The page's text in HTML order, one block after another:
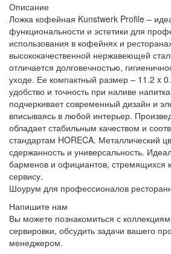
Описание
Ложка кофейная Kunstwerk Profile –
функциональности и эстетики для
использования в кофейнях и
высококачественной нержавеющей
отличается долговечностью,
уходе. Ее компактный размер – 11.2 x
удобство и точность при наливе
подчеркивает современный дизайн и
вписываясь в любой интерьер.
обладает стабильным качеством и
стандартам HORECA. Металлический
сдержанность и универсальность.
барменов и официантов, стремящихся
сервису.
Шоурум для профессионалов
Напишите нам
Вы можете познакомиться с
сервировки, обсудить задачи вашего
менеджером.